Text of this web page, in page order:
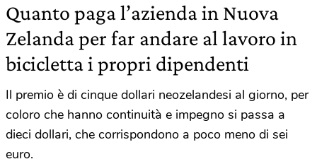
Quanto paga l’azienda in Nuova
Zelanda per far andare al lavoro in
bicicletta i propri dipendenti
Il premio è di cinque dollari neozelandesi al giorno, per
coloro che hanno continuità e impegno si passa a
dieci dollari, che corrispondono a poco meno di sei
euro.